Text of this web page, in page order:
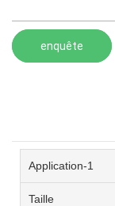
enquête
Application-1
Taille